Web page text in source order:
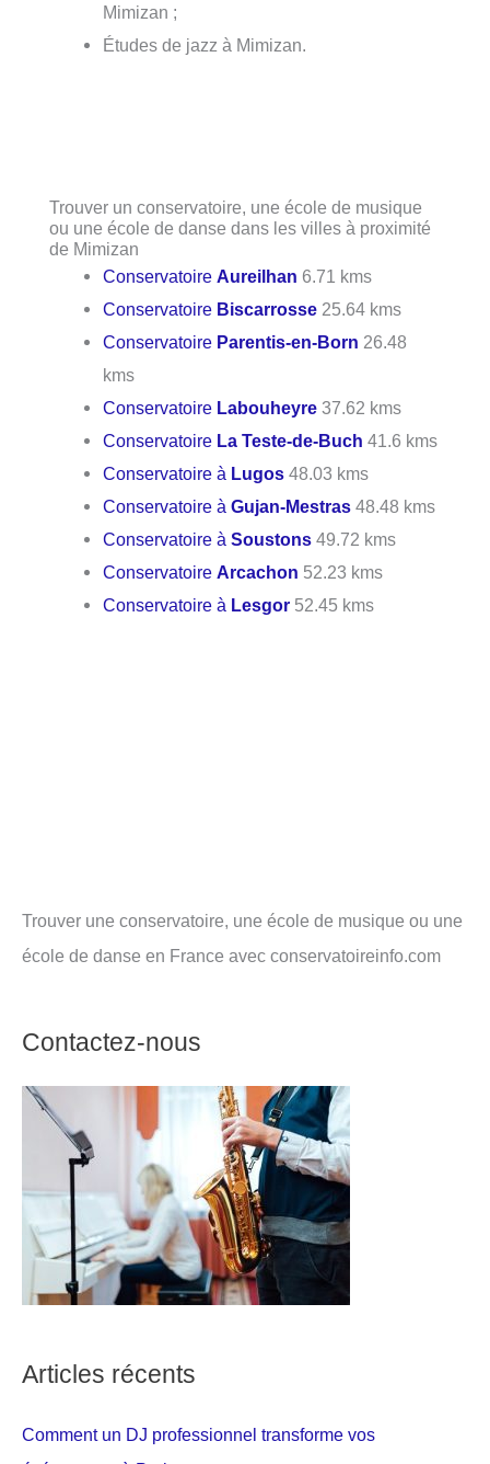
Mimizan ;
Études de jazz à Mimizan.
Trouver un conservatoire, une école de musique
ou une école de danse dans les villes à proximité
de Mimizan
ConservatoireAureilhan 6.71 kms
Conservatoire Biscarrosse 25.64 kms
Conservatoire Parentis-en-Born 26.48
kms
Conservatoire Labouheyre 37.62 kms
Conservatoire La Teste-de-Buch 41.6 kms
Conservatoire à Lugos 48.03 kms
Conservatoire àGujan-Mestras 48.48 kms
Conservatoire àSoustons 49.72 kms
ConservatoireArcachon 52.23 kms
Conservatoire à Lesgor 52.45 kms
Trouver une conservatoire, une école de musique ou une
école de danse en France avec conservatoireinfo.com
Contactez-nous
Articles récents
Comment un DJ professionnel transforme vos